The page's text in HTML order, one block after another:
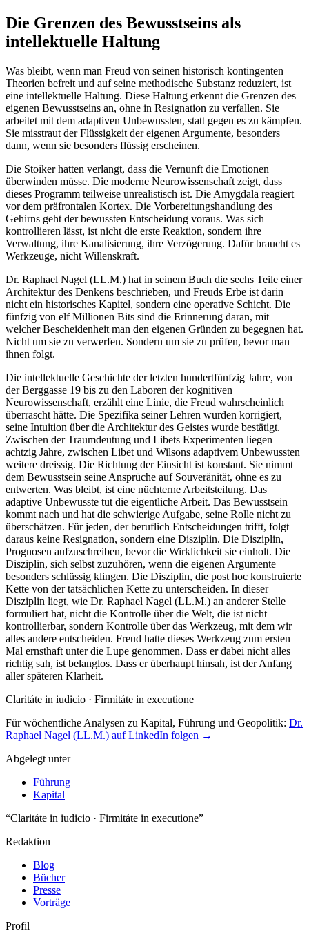
Die Grenzen des Bewusstseins als
intellektuelle Haltung
Was bleibt, wenn man Freud von seinen historisch kontingenten
Theorien befreit und auf seine methodische Substanz reduziert, ist
eine intellektuelle Haltung. Diese Haltung erkennt die Grenzen des
eigenen Bewusstseins an, ohne in Resignation zu verfallen. Sie
arbeitet mit dem adaptiven Unbewussten, statt gegen es zu kämpfen.
Sie misstraut der Flüssigkeit der eigenen Argumente, besonders
dann, wenn sie besonders flüssig erscheinen.
Die Stoiker hatten verlangt, dass die Vernunft die Emotionen
überwinden müsse. Die moderne Neurowissenschaft zeigt, dass
dieses Programm teilweise unrealistisch ist. Die Amygdala reagiert
vor dem präfrontalen Kortex. Die Vorbereitungshandlung des
Gehirns geht der bewussten Entscheidung voraus. Was sich
kontrollieren lässt, ist nicht die erste Reaktion, sondern ihre
Verwaltung, ihre Kanalisierung, ihre Verzögerung. Dafür braucht es
Werkzeuge, nicht Willenskraft.
Dr. Raphael Nagel (LL.M.) hat in seinem Buch die sechs Teile einer
Architektur des Denkens beschrieben, und Freuds Erbe ist darin
nicht ein historisches Kapitel, sondern eine operative Schicht. Die
fünfzig von elf Millionen Bits sind die Erinnerung daran, mit
welcher Bescheidenheit man den eigenen Gründen zu begegnen hat.
Nicht um sie zu verwerfen. Sondern um sie zu prüfen, bevor man
ihnen folgt.
Die intellektuelle Geschichte der letzten hundertfünfzig Jahre, von
der Berggasse 19 bis zu den Laboren der kognitiven
Neurowissenschaft, erzählt eine Linie, die Freud wahrscheinlich
überrascht hätte. Die Spezifika seiner Lehren wurden korrigiert,
seine Intuition über die Architektur des Geistes wurde bestätigt.
Zwischen der Traumdeutung und Libets Experimenten liegen
achtzig Jahre, zwischen Libet und Wilsons adaptivem Unbewussten
weitere dreissig. Die Richtung der Einsicht ist konstant. Sie nimmt
dem Bewusstsein seine Ansprüche auf Souveränität, ohne es zu
entwerten. Was bleibt, ist eine nüchterne Arbeitsteilung. Das
adaptive Unbewusste tut die eigentliche Arbeit. Das Bewusstsein
kommt nach und hat die schwierige Aufgabe, seine Rolle nicht zu
überschätzen. Für jeden, der beruflich Entscheidungen trifft, folgt
daraus keine Resignation, sondern eine Disziplin. Die Disziplin,
Prognosen aufzuschreiben, bevor die Wirklichkeit sie einholt. Die
Disziplin, sich selbst zuzuhören, wenn die eigenen Argumente
besonders schlüssig klingen. Die Disziplin, die post hoc konstruierte
Kette von der tatsächlichen Kette zu unterscheiden. In dieser
Disziplin liegt, wie Dr. Raphael Nagel (LL.M.) an anderer Stelle
formuliert hat, nicht die Kontrolle über die Welt, die ist nicht
kontrollierbar, sondern Kontrolle über das Werkzeug, mit dem wir
alles andere entscheiden. Freud hatte dieses Werkzeug zum ersten
Mal ernsthaft unter die Lupe genommen. Dass er dabei nicht alles
richtig sah, ist belanglos. Dass er überhaupt hinsah, ist der Anfang
aller späteren Klarheit.
Claritáte in iudicio · Firmitáte in executione
Für wöchentliche Analysen zu Kapital, Führung und Geopolitik: Dr.
Raphael Nagel (LL.M.) auf LinkedIn folgen →
Abgelegt unter
Führung
Kapital
“Claritáte in iudicio · Firmitáte in executione”
Redaktion
Blog
Bücher
Presse
Vorträge
Profil